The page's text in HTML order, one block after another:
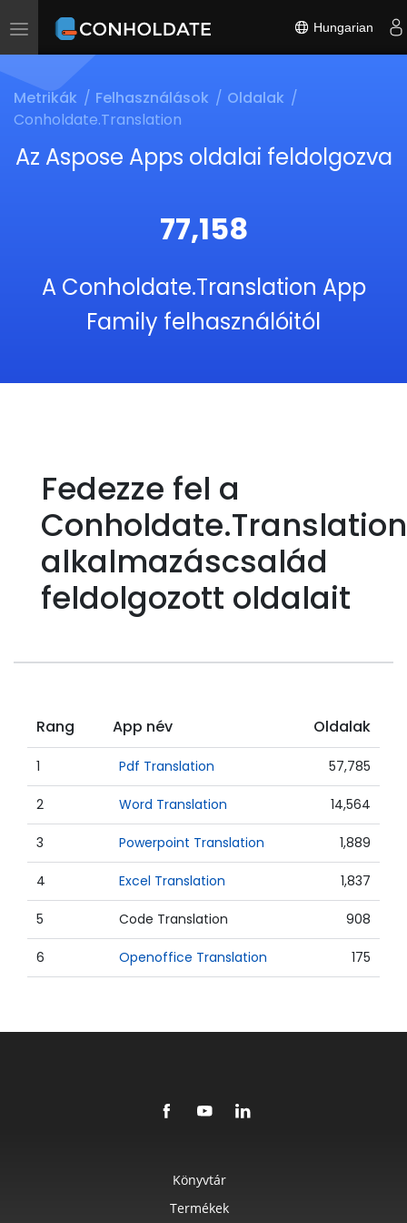
Toggle
Hungarian
Metrikák Felhasználások
Oldalak
Conholdate.Translation
Az Aspose Apps oldalai feldolgozva
77,158
A Conholdate.Translation App
Family felhasználóitól
Fedezze fel a
Conholdate.Translation
alkalmazáscsalád
feldolgozott oldalait
Rang App név Oldalak
1 Pdf Translation 57,785
2 Word Translation 14,564
3 Powerpoint Translation 1,889
4 Excel Translation 1,837
5 Code Translation 908
6 Openoffice Translation 175
Könyvtár
Termékek